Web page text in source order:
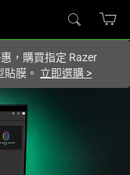
，購買指定 Razer
膜。 立即選購 >